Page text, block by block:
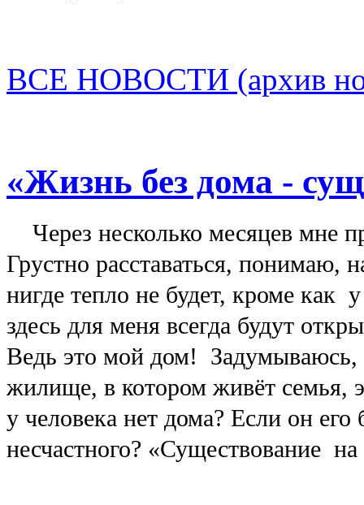
ВСЕ НОВОСТИ (архив
«Жизнь без дома -
Через несколько месяцев мне
Грустно расставаться, понимаю,
нигде тепло не будет, кроме как
здесь для меня всегда будут
Ведь это мой дом! Задумываюсь,
жилище, в котором живёт семья,
у человека нет дома? Если он его
несчастного? «Существование